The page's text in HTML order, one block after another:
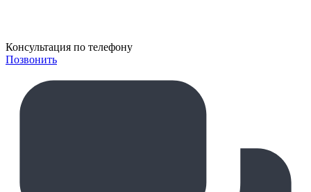
Консультация по телефону
Позвонить